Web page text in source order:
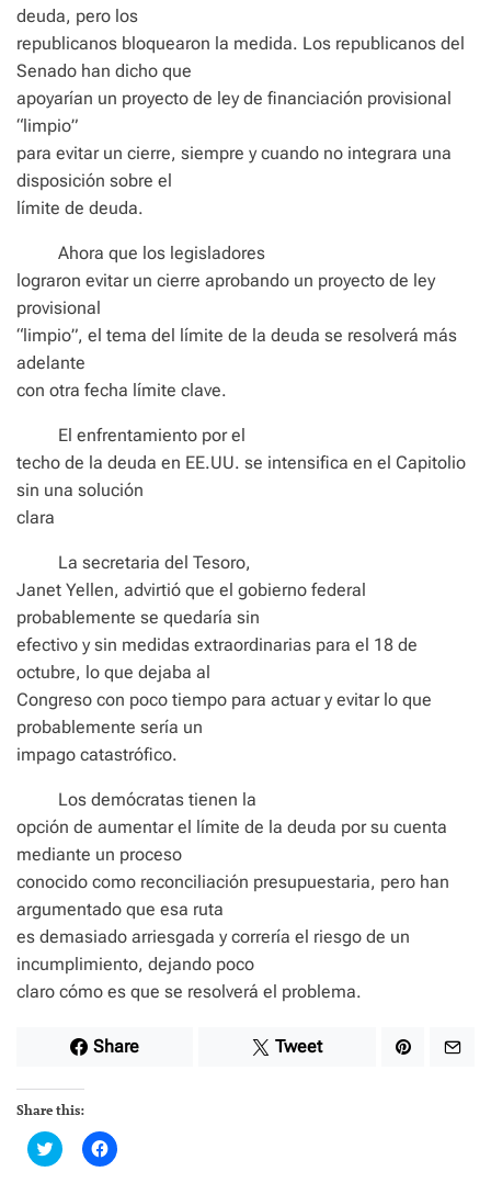
deuda, pero los
republicanos bloquearon la medida. Los republicanos del
Senado han dicho que
apoyarían un proyecto de ley de financiación provisional
“limpio”
para evitar un cierre, siempre y cuando no integrara una
disposición sobre el
límite de deuda.
Ahora que los legisladores
lograron evitar un cierre aprobando un proyecto de ley
provisional
“limpio”, el tema del límite de la deuda se resolverá más
adelante
con otra fecha límite clave.
El enfrentamiento por el
techo de la deuda en EE.UU. se intensifica en el Capitolio
sin una solución
clara
La secretaria del Tesoro,
Janet Yellen, advirtió que el gobierno federal
probablemente se quedaría sin
efectivo y sin medidas extraordinarias para el 18 de
octubre, lo que dejaba al
Congreso con poco tiempo para actuar y evitar lo que
probablemente sería un
impago catastrófico.
Los demócratas tienen la
opción de aumentar el límite de la deuda por su cuenta
mediante un proceso
conocido como reconciliación presupuestaria, pero han
argumentado que esa ruta
es demasiado arriesgada y correría el riesgo de un
incumplimiento, dejando poco
claro cómo es que se resolverá el problema.
Share Tweet
Share this:
C
l
C
l